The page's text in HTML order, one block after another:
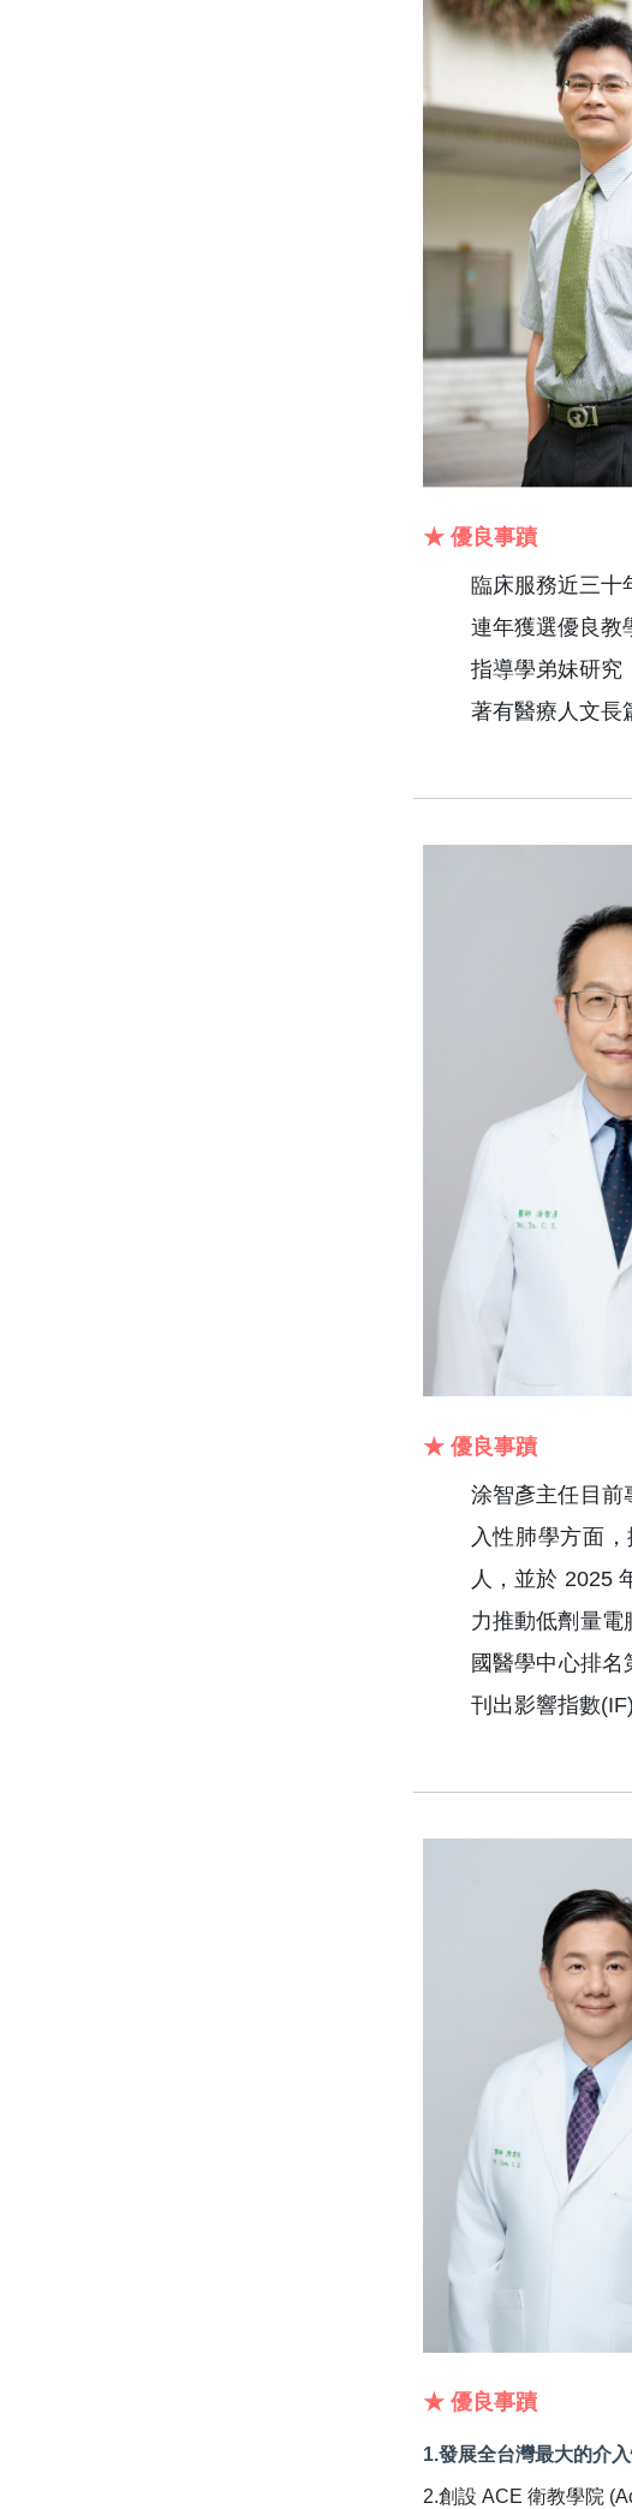
★ 優良事蹟
臨床服務近三十
連年獲選優良教
指導學弟妹研究
著有醫療人文長
★ 優良事蹟
涂智彥主任目前
入性肺學方面
人，並於 2025
力推動低劑量
國醫學中心排
刊出影響指數
★ 優良事蹟
1.發展全台灣最大的介入
2.創設 ACE 衛教學院